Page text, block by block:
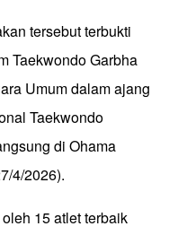
tersebut terbukti
Taekwondo Garbha
Umum dalam ajang
Taekwondo
di Ohama
4/2026).
15 atlet terbaik